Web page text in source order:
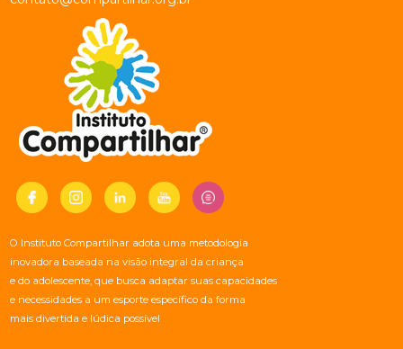
O Instituto Compartilhar adota uma metodologia
inovadora baseada na visão integral da criança
e do adolescente, que busca adaptar suas capacidades
e necessidades a um esporte específico da forma
mais divertida e lúdica possível